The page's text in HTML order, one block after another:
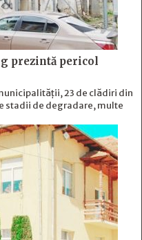
prezintă pericol
23 de clădiri din
stadii de degradare, multe